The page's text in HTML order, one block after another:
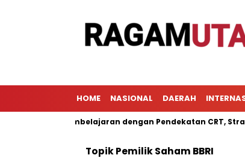
HOME NASIONAL DAERAH
Mengenal Pembelajaran dengan Pendekatan CRT,
TopikPemilik Saham BBRI